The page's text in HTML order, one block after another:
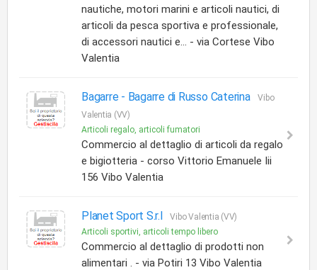
nautiche, motori marini e articoli nautici, di
articoli da pesca sportiva e professionale,
di accessori nautici e... - via Cortese Vibo
Valentia
Bagarre - Bagarre di Russo Caterina
Vibo
Valentia (VV)
Articoli regalo, articoli fumatori
Commercio al dettaglio di articoli da regalo
e bigiotteria - corso Vittorio Emanuele Iii
156 Vibo Valentia
Planet Sport S.r.l
Vibo Valentia (VV)
Articoli sportivi, articoli tempo libero
Commercio al dettaglio di prodotti non
alimentari . - via Potiri 13 Vibo Valentia